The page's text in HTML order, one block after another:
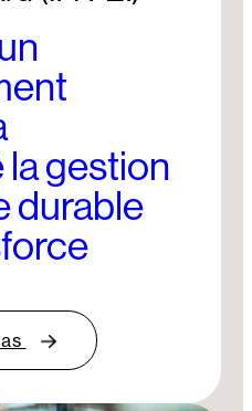
gestion
durable